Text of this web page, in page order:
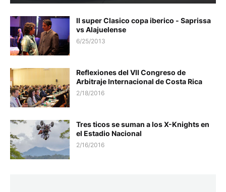
II super Clasico copa iberico - Saprissa
vs Alajuelense
6/25/2013
Reflexiones del VII Congreso de
Arbitraje Internacional de Costa Rica
2/18/2016
Tres ticos se suman a los X-Knights en
el Estadio Nacional
2/16/2016